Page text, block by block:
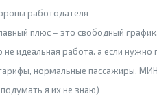
работодателя
плюс – это свободный
не идеальная работа. а если
нормальные пассажиры.
я их не знаю)